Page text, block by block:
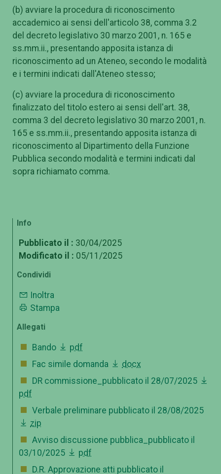
(b) avviare la procedura di riconoscimento
accademico ai sensi dell'articolo 38, comma 3.2
del decreto legislativo 30 marzo 2001, n. 165 e
ss.mm.ii., presentando apposita istanza di
riconoscimento ad un Ateneo, secondo le modalità
e i termini indicati dall'Ateneo stesso;
(c) avviare la procedura di riconoscimento
finalizzato del titolo estero ai sensi dell'art. 38,
comma 3 del decreto legislativo 30 marzo 2001, n.
165 e ss.mm.ii., presentando apposita istanza di
riconoscimento al Dipartimento della Funzione
Pubblica secondo modalità e termini indicati dal
sopra richiamato comma.
Info
Pubblicato il : 30/04/2025
Modificato il : 05/11/2025
Condividi
Inoltra
Stampa
Allegati
Bando
pdf
Fac simile domanda
docx
DR commissione_pubblicato il 28/07/2025
pdf
Verbale preliminare pubblicato il 28/08/2025
zip
Avviso discussione pubblica_pubblicato il
03/10/2025
pdf
D.R. Approvazione atti pubblicato il